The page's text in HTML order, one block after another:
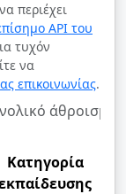
περιέχει
API του
τυχόν
να
επικοινωνίας.
άθροισμα
Κατηγορία